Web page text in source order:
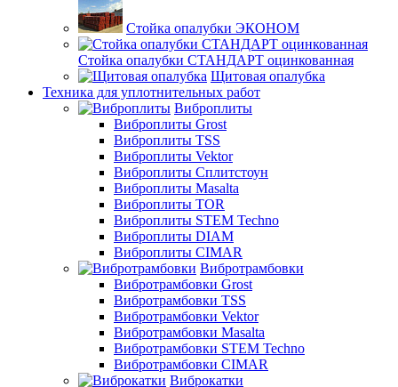
Стойка опалубки ЭКОНОМ
Стойка опалубки СТАНДАРТ оцинкованная
Щитовая опалубка
Техника для уплотнительных работ
Виброплиты
Виброплиты Grost
Виброплиты TSS
Виброплиты Vektor
Виброплиты Сплитстоун
Виброплиты Masalta
Виброплиты TOR
Виброплиты STEM Techno
Виброплиты DIAM
Виброплиты CIMAR
Вибротрамбовки
Вибротрамбовки Grost
Вибротрамбовки TSS
Вибротрамбовки Vektor
Вибротрамбовки Masalta
Вибротрамбовки STEM Techno
Вибротрамбовки CIMAR
Виброкатки